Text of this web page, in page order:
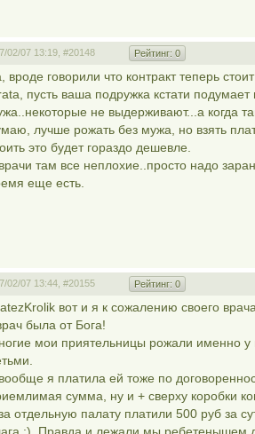
02/07 13:19, #20148 Рейтинг: 0
вроде говорили что контракт теперь
пусть ваша подружка кстати подумает
не выдерживают...а когда
лучше рожать без мужа, но взять
это будет гораздо дешевле.
там все неплохие..просто надо
еще есть.
02/07 13:44, #20155 Рейтинг: 0
вот и я к сожалению своего
была от Бога!
мои приятельницы рожали именно у
я платила ей тоже по
сумма, ну и + сверху коробки
отдельную палату платили 500 руб за